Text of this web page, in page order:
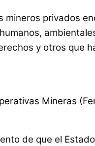
mineros privados
y otros que
Mineras
de que el